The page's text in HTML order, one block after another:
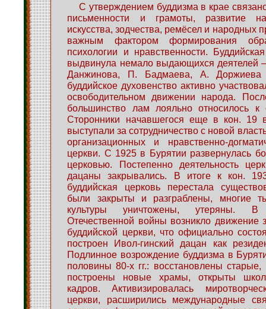
С утверждением буддизма в крае
письменности и грамоты, развитие
искусства, зодчества, ремёсел и народных
важным фактором формирования
психологии и нравственности.
выдвинула немало выдающихся деятелей
Данжинова, П. Бадмаева, А. Доржиева
буддийское духовенство активно
освободительном движении народа.
большинство лам лояльно относилось к
Сторонники начавшегося еще в кон. 19
выступали за сотрудничество с новой
организационных и нравственно-
церкви. С 1925 в Бурятии развернулась
церковью. Постепенно деятельность
дацаны закрывались. В итоге к кон.
буддийская церковь перестала
были закрыты и разграблены, многие
культуры уничтожены, утеряны.
Отечественной войны возникло движение
буддийской церкви, что официально
построен Ивол-гинский дацан как
Подлинное возрождение буддизма в
половины 80-х гг.: восстановлены старые,
построены новые храмы, открыты
кадров. Активизировалась
церкви, расширились международные